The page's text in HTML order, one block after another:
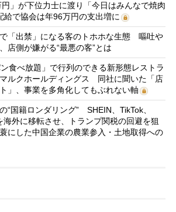
」が下位力士に渡り「今日はみんなで焼肉
で協会は年96万円の支出増に
「出禁」になる客のトホホな生態 嘔吐や
店側が嫌がる“最悪の客”とは
ン食べ放題」で行列のできる新形態レストラ
ルクホールディングス 同社に聞いた「店
」、事業を多角化してもぶれない軸
“国籍ロンダリング” SHEIN、TikTok、
外に移転させ、トランプ関税の回避を狙
にした中国企業の農業参入・土地取得への